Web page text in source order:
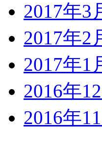
2017年3
2017年2
2017年1
2016年
2016年